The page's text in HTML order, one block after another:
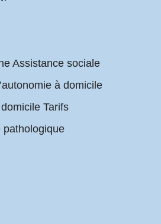
Assistance sociale
à domicile
Tarifs
pathologique